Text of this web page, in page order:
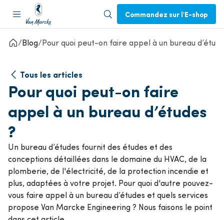
Commandez sur l'E-shop
Blog Pour quoi peut-on faire appel à un bureau
Tous les articles
Pour quoi peut-on faire
appel à un bureau d’études
?
Un bureau d’études fournit des études et des
conceptions détaillées dans le domaine du HVAC, de la
plomberie, de l'électricité, de la protection incendie et
plus, adaptées à votre projet. Pour quoi d'autre pouvez-
vous faire appel à un bureau d’études et quels services
propose Van Marcke Engineering ? Nous faisons le point